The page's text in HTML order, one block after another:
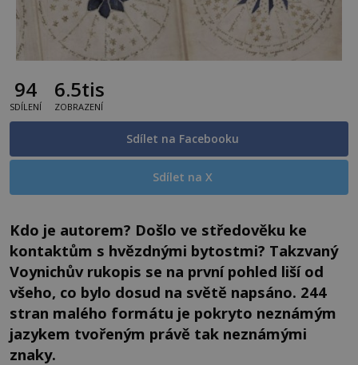
94
SDÍLENÍ
6.5tis
ZOBRAZENÍ
Sdílet na Facebooku
Sdílet na X
Kdo je autorem? Došlo ve středověku ke
kontaktům s hvězdnými bytostmi? Takzvaný
Voynichův rukopis se na první pohled liší od
všeho, co bylo dosud na světě napsáno. 244
stran malého formátu je pokryto neznámým
jazykem tvořeným právě tak neznámými
znaky.